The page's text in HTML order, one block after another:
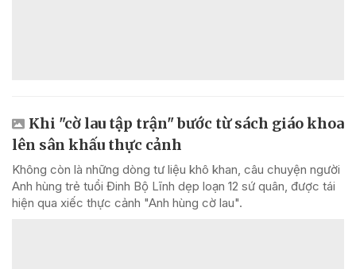
Khi "cờ lau tập trận" bước từ sách giáo khoa
lên sân khấu thực cảnh
Không còn là những dòng tư liệu khô khan, câu chuyện người
Anh hùng trẻ tuổi Đinh Bộ Lĩnh dẹp loạn 12 sứ quân, được tái
hiện qua xiếc thực cảnh "Anh hùng cờ lau".